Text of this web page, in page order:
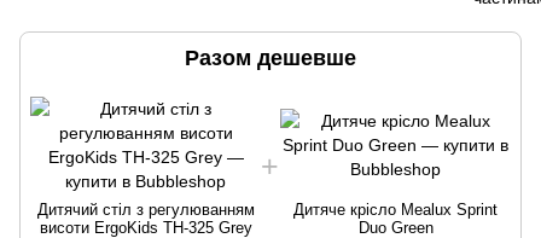
Разом дешевше
Дитячий стіл з регулюванням
висоти ErgoKids TH-325 Grey
Дитяче крісло Mealux Sprint
Duo Green